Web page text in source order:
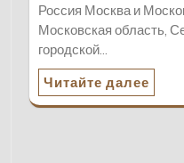
Россия Москва и
Московская область,
городской…
Читайте далее